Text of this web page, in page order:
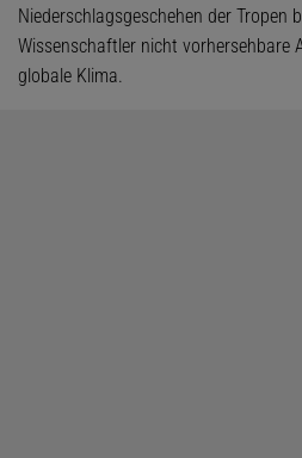
Niederschlagsgeschehen der Tropen
Wissenschaftler nicht vorhersehbare
globale Klima.